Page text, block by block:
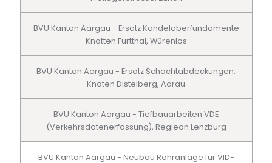
BVU Kanton Aargau - Ersatz Kandelaberfundamente
Knotten Furtthal, Würenlos
BVU Kanton Aargau - Ersatz Schachtabdeckungen.
Knoten Distelberg, Aarau
BVU Kanton Aargau - Tiefbauarbeiten VDE
(Verkehrsdatenerfassung), Regieon Lenzburg
BVU Kanton Aargau - Neubau Rohranlage für VID-